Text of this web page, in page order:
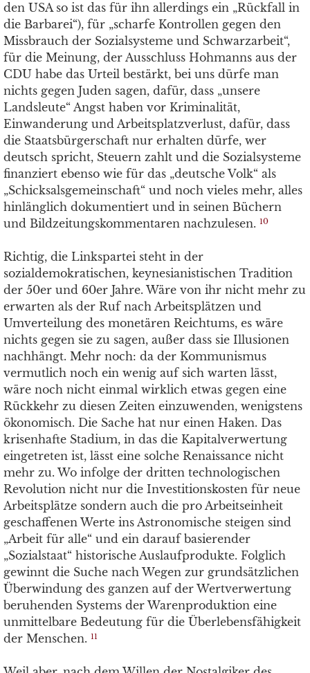
den USA so ist das für ihn allerdings ein „Rückfall in
die Barbarei“), für „scharfe Kontrollen gegen den
Missbrauch der Sozialsysteme und Schwarzarbeit“,
für die Meinung, der Ausschluss Hohmanns aus der
CDU habe das Urteil bestärkt, bei uns dürfe man
nichts gegen Juden sagen, dafür, dass „unsere
Landsleute“ Angst haben vor Kriminalität,
Einwanderung und Arbeitsplatzverlust, dafür, dass
die Staatsbürgerschaft nur erhalten dürfe, wer
deutsch spricht, Steuern zahlt und die Sozialsysteme
finanziert ebenso wie für das „deutsche Volk“ als
„Schicksalsgemeinschaft“ und noch vieles mehr, alles
hinlänglich dokumentiert und in seinen Büchern
und Bildzeitungskommentaren nachzulesen. 10
Richtig, die Linkspartei steht in der
sozialdemokratischen, keynesianistischen Tradition
der 50er und 60er Jahre. Wäre von ihr nicht mehr zu
erwarten als der Ruf nach Arbeitsplätzen und
Umverteilung des monetären Reichtums, es wäre
nichts gegen sie zu sagen, außer dass sie Illusionen
nachhängt. Mehr noch: da der Kommunismus
vermutlich noch ein wenig auf sich warten lässt,
wäre noch nicht einmal wirklich etwas gegen eine
Rückkehr zu diesen Zeiten einzuwenden, wenigstens
ökonomisch. Die Sache hat nur einen Haken. Das
krisenhafte Stadium, in das die Kapitalverwertung
eingetreten ist, lässt eine solche Renaissance nicht
mehr zu. Wo infolge der dritten technologischen
Revolution nicht nur die Investitionskosten für neue
Arbeitsplätze sondern auch die pro Arbeitseinheit
geschaffenen Werte ins Astronomische steigen sind
„Arbeit für alle“ und ein darauf basierender
„Sozialstaat“ historische Auslaufprodukte. Folglich
gewinnt die Suche nach Wegen zur grundsätzlichen
Überwindung des ganzen auf der Wertverwertung
beruhenden Systems der Warenproduktion eine
unmittelbare Bedeutung für die Überlebensfähigkeit
der Menschen. 11